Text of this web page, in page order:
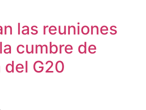
las reuniones
cumbre de
del G20